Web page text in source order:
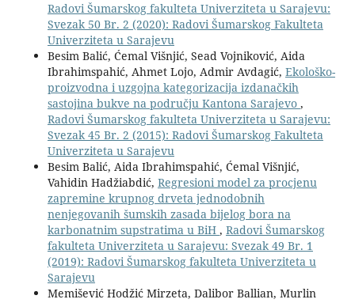
Radovi Šumarskog fakulteta Univerziteta u Sarajevu:
Svezak 50 Br. 2 (2020): Radovi Šumarskog Fakulteta
Univerziteta u Sarajevu
Besim Balić, Ćemal Višnjić, Sead Vojniković, Aida
Ibrahimspahić, Ahmet Lojo, Admir Avdagić, Ekološko-
proizvodna i uzgojna kategorizacija izdanačkih
sastojina bukve na području Kantona Sarajevo ,
Radovi Šumarskog fakulteta Univerziteta u Sarajevu:
Svezak 45 Br. 2 (2015): Radovi Šumarskog Fakulteta
Univerziteta u Sarajevu
Besim Balić, Aida Ibrahimspahić, Ćemal Višnjić,
Vahidin Hadžiabdić, Regresioni model za procjenu
zapremine krupnog drveta jednodobnih
nenjegovanih šumskih zasada bijelog bora na
karbonatnim supstratima u BiH , Radovi Šumarskog
fakulteta Univerziteta u Sarajevu: Svezak 49 Br. 1
(2019): Radovi Šumarskog fakulteta Univerziteta u
Sarajevu
Memišević Hodžić Mirzeta, Dalibor Ballian, Murlin